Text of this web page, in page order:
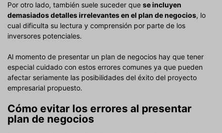
Por otro lado, también suele suceder que se incluyen
demasiados detalles irrelevantes en el plan de negocios, lo
cual dificulta su lectura y comprensión por parte de los
inversores potenciales.
Al momento de presentar un plan de negocios hay que tener
especial cuidado con estos errores comunes ya que pueden
afectar seriamente las posibilidades del éxito del proyecto
empresarial propuesto.
Cómo evitar los errores al presentar
plan de negocios